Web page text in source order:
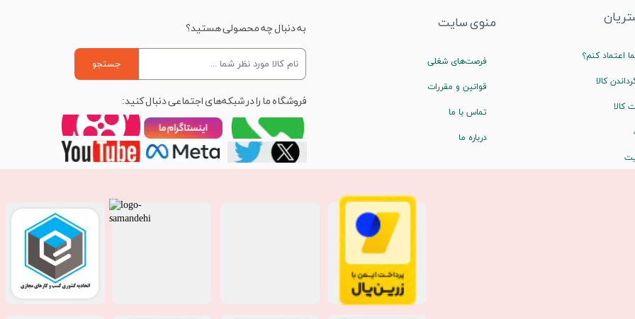
اعتماد کنم؟
کالا
کالا
منوی سایت
فرصت‌های شغلی
قوانین و مقررات
تماس با ما
درباره ما
به دنبال چه محصولی هستید؟
جستجو
فروشگاه ما را در شبکه‌های اجتماعی دنبال کنید: